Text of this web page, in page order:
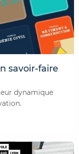
savoir-faire
dynamique